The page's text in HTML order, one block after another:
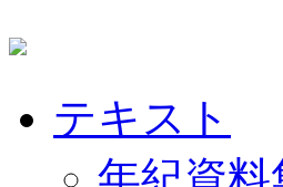
テキスト
年紀資料